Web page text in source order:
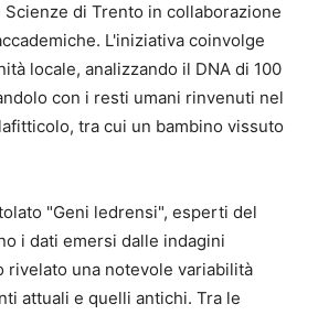
Scienze di Trento in collaborazione
L'iniziativa coinvolge
locale, analizzando il DNA di 100
con i resti umani rinvenuti nel
tra cui un bambino vissuto
"Geni ledrensi", esperti del
i dati emersi dalle indagini
rivelato una notevole variabilità
attuali e quelli antichi. Tra le